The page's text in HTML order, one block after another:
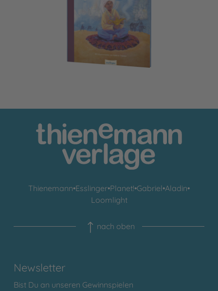
Die schönsten Märchen aus 1001 Nacht
Thienemann•Esslinger•Planet!•Gabriel•Aladin•
Loomlight
nach oben
Newsletter
Bist Du an unseren Gewinnspielen